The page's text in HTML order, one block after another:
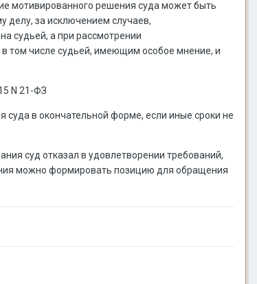
мотивированного решения суда может быть
делу, за исключением случаев,
судьей, а при рассмотрении
том числе судьей, имеющим особое мнение, и
N 21-ФЗ
в окончательной форме, если иные сроки не
суд отказал в удовлетворении требований,
можно формировать позицию для обращения